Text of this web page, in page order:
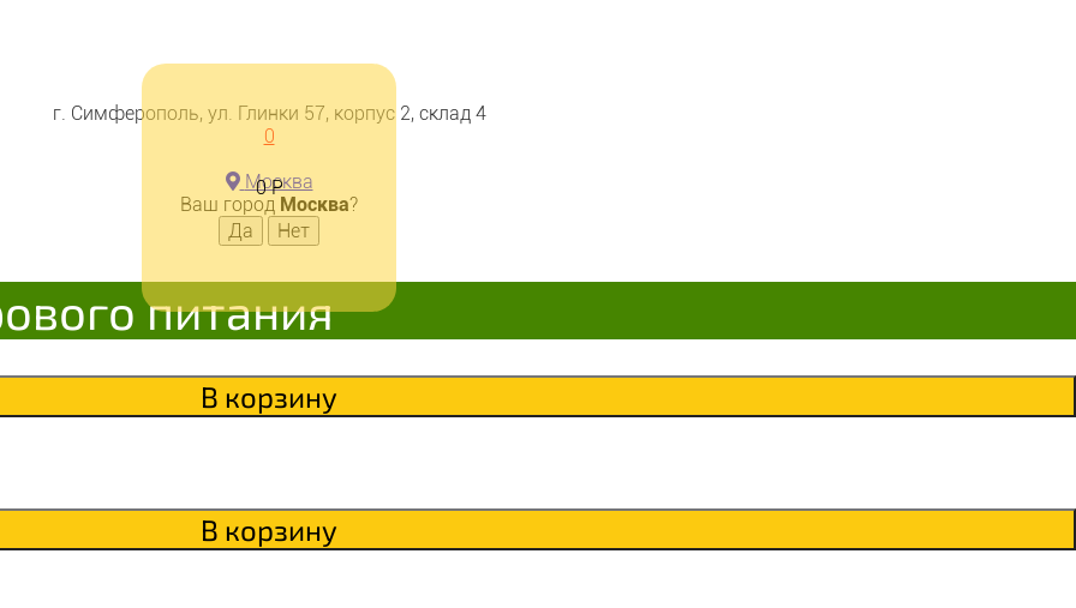
г. Симферополь, ул. Глинки 57, корпус 2, склад 4
0
0Р
Москва
Ваш город Москва?
питания
В корзину
В корзину
В корзину